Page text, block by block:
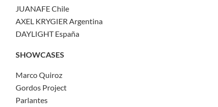
JUANAFE Chile
AXEL KRYGIER Argentina
DAYLIGHT España
SHOWCASES
Marco Quiroz
Gordos Project
Parlantes